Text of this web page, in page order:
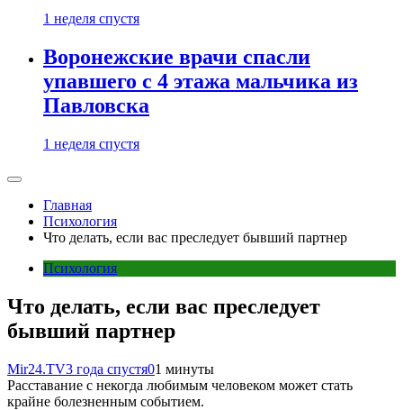
1 неделя спустя
Воронежские врачи спасли
упавшего с 4 этажа мальчика из
Павловска
1 неделя спустя
Главная
Психология
Что делать, если вас преследует бывший партнер
Психология
Что делать, если вас преследует
бывший партнер
Mir24.TV3 года спустя01 минуты
Расставание с некогда любимым человеком может стать
крайне болезненным событием.